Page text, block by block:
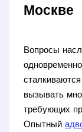
Москве
Вопросы
вызывать
требующих
Опытный